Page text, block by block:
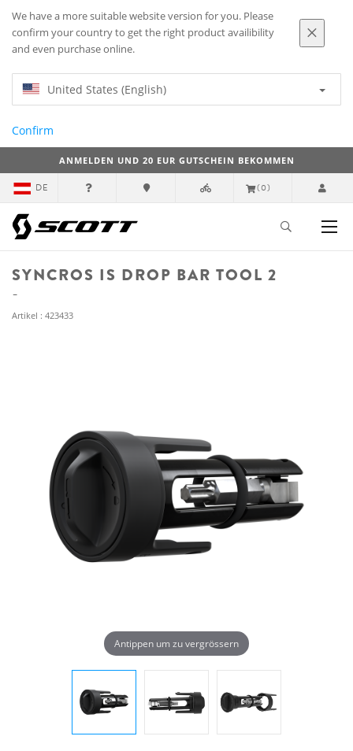
We have a more suitable website version for you. Please
confirm your country to get the right product availibility
and even purchase online.
United States (English)
Confirm
ANMELDEN UND 20 EUR GUTSCHEIN BEKOMMEN
DE (0)
SYNCROS IS DROP BAR TOOL 2
Artikel : 423433
Antippen um zu vergrössern